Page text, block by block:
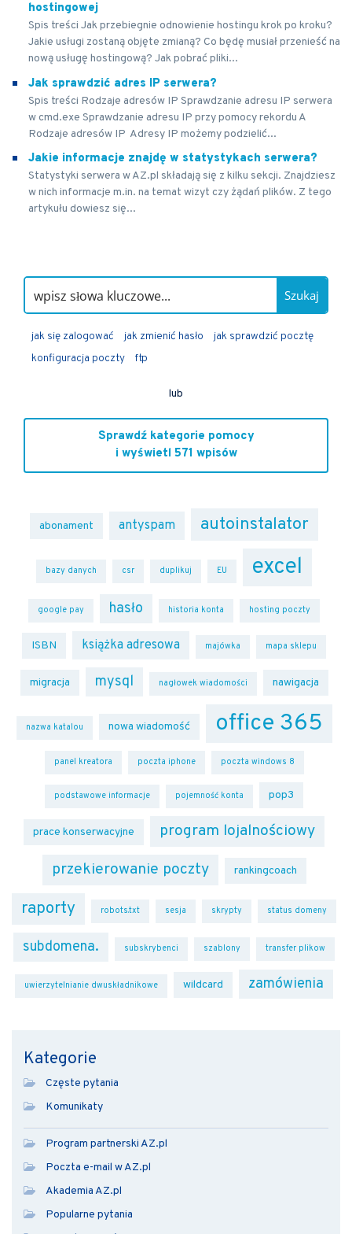
hostingowej
Spis treści Jak przebiegnie odnowienie hostingu krok po kroku?
Jakie usługi zostaną objęte zmianą? Co będę musiał przenieść na
nową usługę hostingową? Jak pobrać pliki...
Jak sprawdzić adres IP serwera?
Spis treści Rodzaje adresów IP Sprawdzanie adresu IP serwera
w cmd.exe Sprawdzanie adresu IP przy pomocy rekordu A
Rodzaje adresów IP Adresy IP możemy podzielić...
Jakie informacje znajdę w statystykach serwera?
Statystyki serwera w AZ.pl składają się z kilku sekcji. Znajdziesz
w nich informacje m.in. na temat wizyt czy żądań plików. Z tego
artykułu dowiesz się...
Szukaj
jak się zalogować jak zmienić hasło
jak sprawdzić pocztę
konfiguracja poczty
ftp
lub
Sprawdź kategorie pomocy
i wyświetl 571 wpisów
abonament antyspam autoinstalator
bazy danych csr duplikuj EU excel
google pay hasło historia konta hosting poczty
ISBN książka adresowa majówka mapa sklepu
migracja mysql nagłowek wiadomości nawigacja
nazwa katalou nowa wiadomość office 365
panel kreatora poczta iphone poczta windows 8
podstawowe informacje pojemność konta pop3
prace konserwacyjne program lojalnościowy
przekierowanie poczty rankingcoach
raporty robots.txt sesja skrypty status domeny
subdomena. subskrybenci szablony transfer plikow
uwierzytelnianie dwuskładnikowe wildcard zamówienia
Kategorie
Częste pytania
Komunikaty
Program partnerski AZ.pl
Poczta e-mail w AZ.pl
Akademia AZ.pl
Popularne pytania